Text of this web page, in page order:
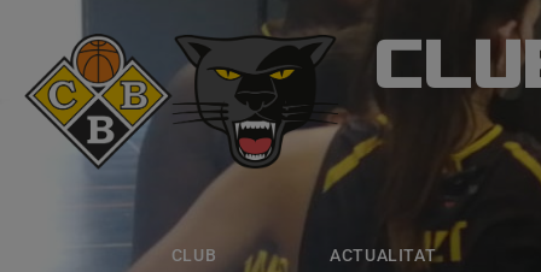
CLUB ACTUALITAT
CLUB
ACTUALITAT